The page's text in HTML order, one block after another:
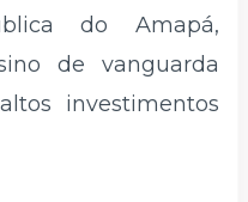
do Amapá,
de vanguarda
investimentos